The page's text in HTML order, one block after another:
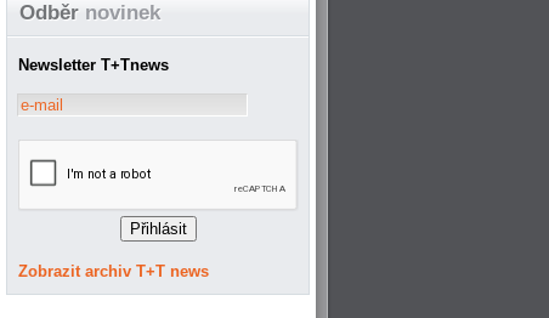
Odběr novinek
Newsletter T+Tnews
Zobrazit archiv T+T news